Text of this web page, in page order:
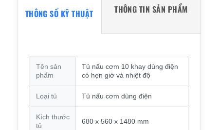
THÔNG SỐ KỸ THUẬT THÔNG TIN SẢN PHẨM
Tên sản
phẩm
Tủ nấu cơm 10 khay dùng điện
có hẹn giờ và nhiệt độ
Loại tủ Tủ nấu cơm dùng điện
Kích thước
tủ
680 x 560 x 1480 mm